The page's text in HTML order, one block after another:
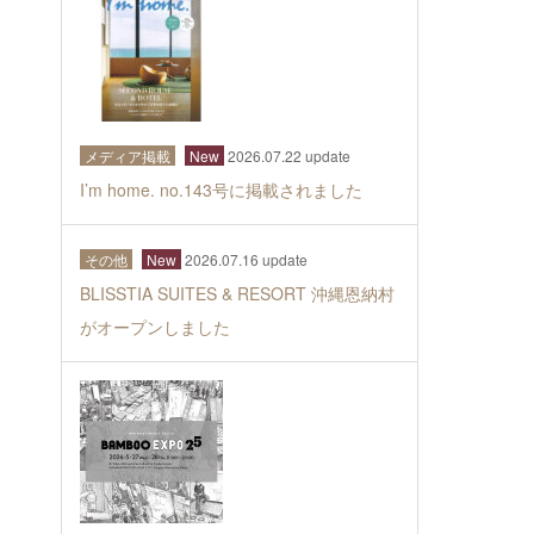
メディア掲載 New 2026.07.22 update
I’m home. no.143号に掲載されました
その他 New 2026.07.16 update
BLISSTIA SUITES & RESORT 沖縄恩納村
がオープンしました